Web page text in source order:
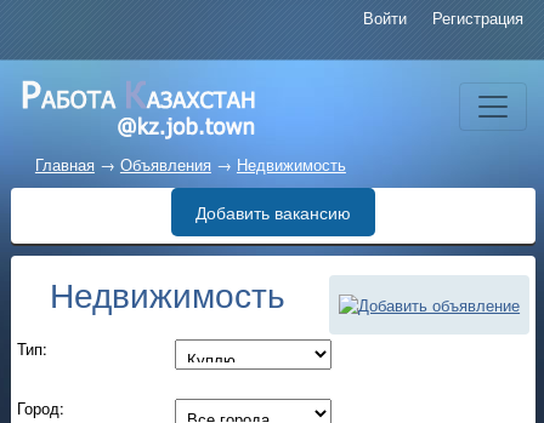
Войти Регистрация
Главная → Объявления→ Недвижимость
Добавить вакансию
Добавить объявление
Недвижимость
Тип:
Город: